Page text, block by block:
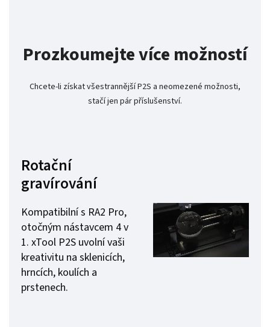
Prozkoumejte více možností
Chcete-li získat všestrannější P2S a neomezené možnosti,
stačí jen pár příslušenství.
Rotační
gravírování
Kompatibilní s RA2 Pro,
otočným nástavcem 4 v
1. xTool P2S uvolní vaši
kreativitu na sklenicích,
hrncích, koulích a
prstenech.